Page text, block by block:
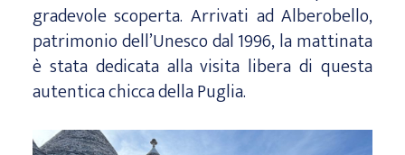
gradevole scoperta. Arrivati ad Alberobello,
patrimonio dell’Unesco dal 1996, la mattinata
è stata dedicata alla visita libera di questa
autentica chicca della Puglia.